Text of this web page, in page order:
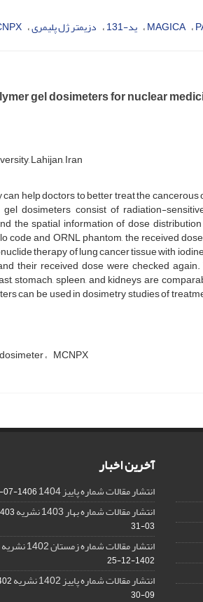
MAGICA ید-131 دزیمتر ژل پلیمری
gel dosimeters for nuclear
Lahijan, Iran
help doctors to better treat the
dosimeters consist of radiation-
the spatial information of dose
and ORNL phantom, the received
therapy of lung cancer tissue with
their received dose were checked
stomach, spleen, and kidneys are
can be used in dosimetry studies of
MCNPX
آخرین اخبار
انتشار مقالات شماره پاییز 1404 1406-07-08
انتشار مقالات شماره بهار 1403 نشریه
03-31
انتشار مقالات شماره زمستان 1402 نشریه
1402-12-25
انتشار مقالات شماره پاییز 1402 نشریه
09-30